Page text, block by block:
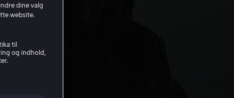
dine valg
website.
til
og indhold,